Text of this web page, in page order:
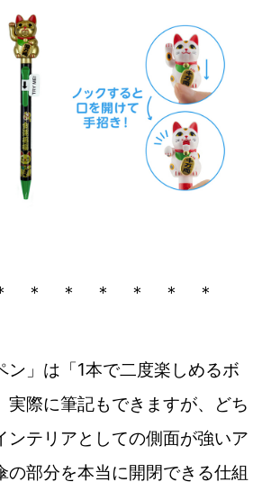
＊ ＊ ＊ ＊ ＊ ＊
ン」は「1本で二度楽しめるボ
実際に筆記もできますが、どち
ンテリアとしての側面が強いア
の部分を本当に開閉できる仕組